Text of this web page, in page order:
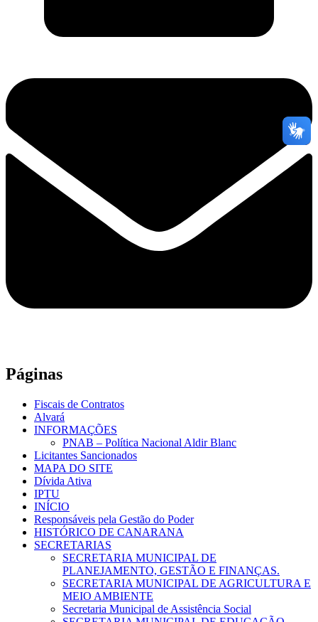
Páginas
Fiscais de Contratos
Alvará
INFORMAÇÕES
PNAB – Política Nacional Aldir Blanc
Licitantes Sancionados
MAPA DO SITE
Dívida Ativa
IPTU
INÍCIO
Responsáveis pela Gestão do Poder
HISTÓRICO DE CANARANA
SECRETARIAS
SECRETARIA MUNICIPAL DE
PLANEJAMENTO, GESTÃO E FINANÇAS.
SECRETARIA MUNICIPAL DE AGRICULTURA E
MEIO AMBIENTE
Secretaria Municipal de Assistência Social